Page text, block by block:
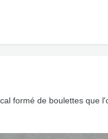
formé de boulettes que